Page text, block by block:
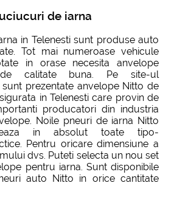
de iarna
in Telenesti sunt produse auto
Tot mai numeroase vehicule
in orase necesita anvelope
calitate buna. Pe site-ul
prezentate anvelope Nitto de
in Telenesti care provin de
producatori din industria
Noile pneuri de iarna Nitto
in absolut toate tipo-
Pentru oricare dimensiune a
dvs. Puteti selecta un nou set
pentru iarna. Sunt disponibile
auto Nitto in orice cantitate